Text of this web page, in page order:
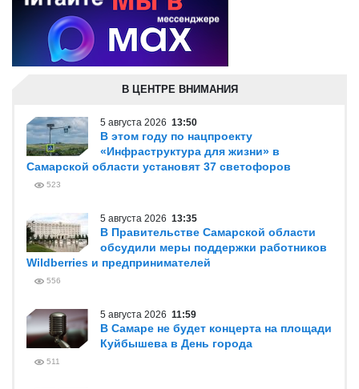
В ЦЕНТРЕ ВНИМАНИЯ
5 августа 2026 13:50
В этом году по нацпроекту
«Инфраструктура для жизни» в
Самарской области установят 37 светофоров
523
5 августа 2026 13:35
В Правительстве Самарской области
обсудили меры поддержки работников
Wildberries и предпринимателей
556
5 августа 2026 11:59
В Самаре не будет концерта на площади
Куйбышева в День города
511